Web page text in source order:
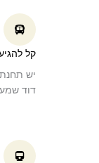
קל
דוד